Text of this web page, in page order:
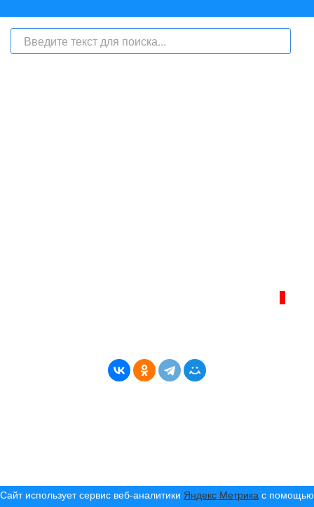
Сайт использует сервис веб-аналитики Яндекс Метрика с помощью